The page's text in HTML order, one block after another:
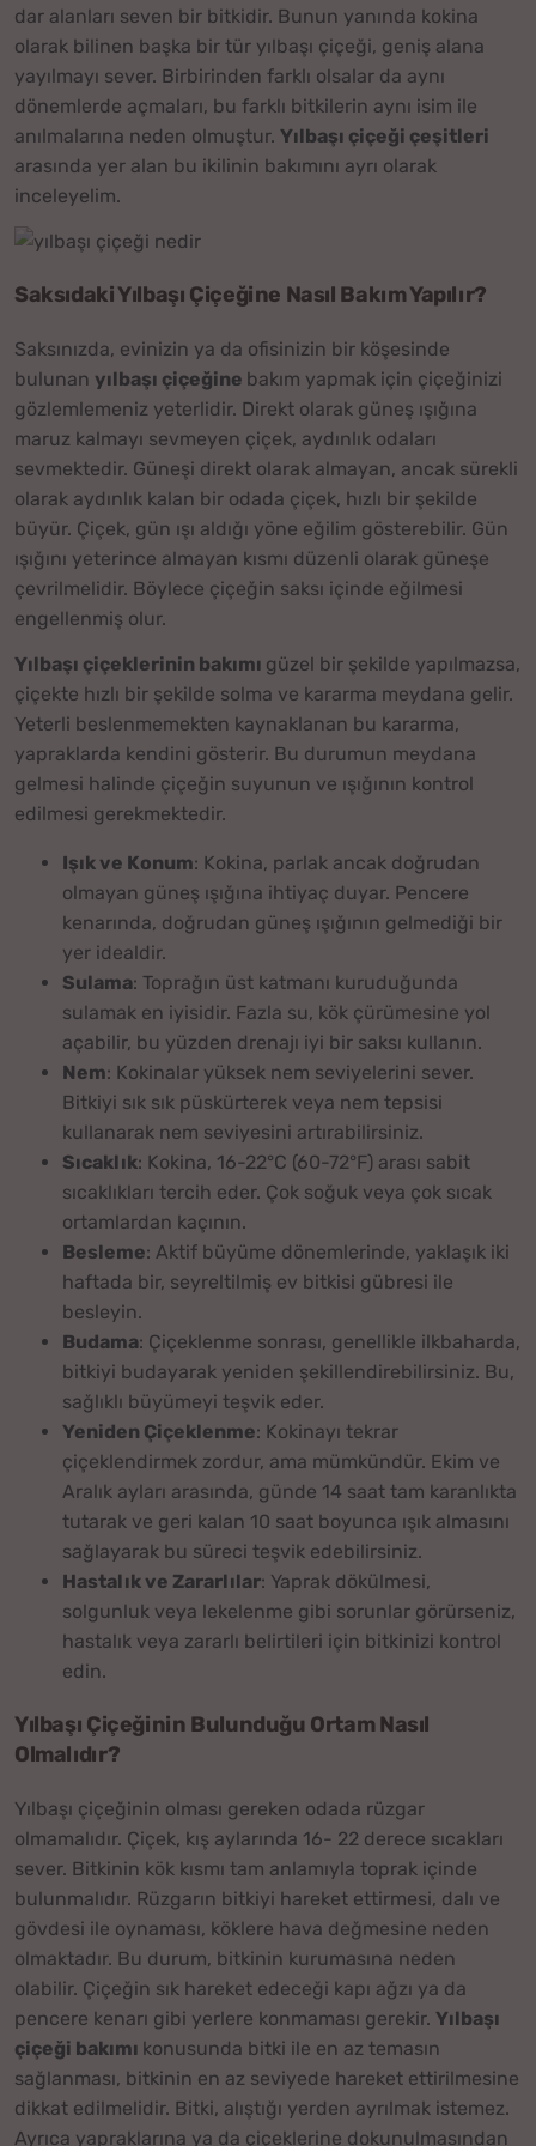
dar alanları seven bir bitkidir. Bunun yanında kokina
olarak bilinen başka bir tür yılbaşı çiçeği, geniş alana
yayılmayı sever. Birbirinden farklı olsalar da aynı
dönemlerde açmaları, bu farklı bitkilerin aynı isim ile
anılmalarına neden olmuştur. Yılbaşı çiçeği çeşitleri
arasında yer alan bu ikilinin bakımını ayrı olarak
inceleyelim.
Saksıdaki Yılbaşı Çiçeğine Nasıl Bakım Yapılır?
Saksınızda, evinizin ya da ofisinizin bir köşesinde
bulunan yılbaşı çiçeğine bakım yapmak için çiçeğinizi
gözlemlemeniz yeterlidir. Direkt olarak güneş ışığına
maruz kalmayı sevmeyen çiçek, aydınlık odaları
sevmektedir. Güneşi direkt olarak almayan, ancak sürekli
olarak aydınlık kalan bir odada çiçek, hızlı bir şekilde
büyür. Çiçek, gün ışı aldığı yöne eğilim gösterebilir. Gün
ışığını yeterince almayan kısmı düzenli olarak güneşe
çevrilmelidir. Böylece çiçeğin saksı içinde eğilmesi
engellenmiş olur.
Yılbaşı çiçeklerinin bakımı güzel bir şekilde yapılmazsa,
çiçekte hızlı bir şekilde solma ve kararma meydana gelir.
Yeterli beslenmemekten kaynaklanan bu kararma,
yapraklarda kendini gösterir. Bu durumun meydana
gelmesi halinde çiçeğin suyunun ve ışığının kontrol
edilmesi gerekmektedir.
Işık ve Konum: Kokina, parlak ancak doğrudan
olmayan güneş ışığına ihtiyaç duyar. Pencere
kenarında, doğrudan güneş ışığının gelmediği bir
yer idealdir.
Sulama: Toprağın üst katmanı kuruduğunda
sulamak en iyisidir. Fazla su, kök çürümesine yol
açabilir, bu yüzden drenajı iyi bir saksı kullanın.
Nem: Kokinalar yüksek nem seviyelerini sever.
Bitkiyi sık sık püskürterek veya nem tepsisi
kullanarak nem seviyesini artırabilirsiniz.
Sıcaklık: Kokina, 16-22°C (60-72°F) arası sabit
sıcaklıkları tercih eder. Çok soğuk veya çok sıcak
ortamlardan kaçının.
Besleme: Aktif büyüme dönemlerinde, yaklaşık iki
haftada bir, seyreltilmiş ev bitkisi gübresi ile
besleyin.
Budama: Çiçeklenme sonrası, genellikle ilkbaharda,
bitkiyi budayarak yeniden şekillendirebilirsiniz. Bu,
sağlıklı büyümeyi teşvik eder.
Yeniden Çiçeklenme: Kokinayı tekrar
çiçeklendirmek zordur, ama mümkündür. Ekim ve
Aralık ayları arasında, günde 14 saat tam karanlıkta
tutarak ve geri kalan 10 saat boyunca ışık almasını
sağlayarak bu süreci teşvik edebilirsiniz.
Hastalık ve Zararlılar: Yaprak dökülmesi,
solgunluk veya lekelenme gibi sorunlar görürseniz,
hastalık veya zararlı belirtileri için bitkinizi kontrol
edin.
Yılbaşı Çiçeğinin Bulunduğu Ortam Nasıl
Olmalıdır?
Yılbaşı çiçeğinin olması gereken odada rüzgar
olmamalıdır. Çiçek, kış aylarında 16- 22 derece sıcakları
sever. Bitkinin kök kısmı tam anlamıyla toprak içinde
bulunmalıdır. Rüzgarın bitkiyi hareket ettirmesi, dalı ve
gövdesi ile oynaması, köklere hava değmesine neden
olmaktadır. Bu durum, bitkinin kurumasına neden
olabilir. Çiçeğin sık hareket edeceği kapı ağzı ya da
pencere kenarı gibi yerlere konmaması gerekir. Yılbaşı
çiçeği bakımı konusunda bitki ile en az temasın
sağlanması, bitkinin en az seviyede hareket ettirilmesine
dikkat edilmelidir. Bitki, alıştığı yerden ayrılmak istemez.
Ayrıca yapraklarına ya da çiçeklerine dokunulmasından